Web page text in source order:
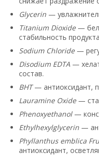
Glycerin —
Titanium Dioxide—
стабильность
Sodium Chloride—
Disodium EDTA —
состав.
BHT— антиоксидант,
Lauramine Oxide—
Phenoxyethanol—
Ethylhexylglycerin —
Phyllanthus emblica
антиоксидант,